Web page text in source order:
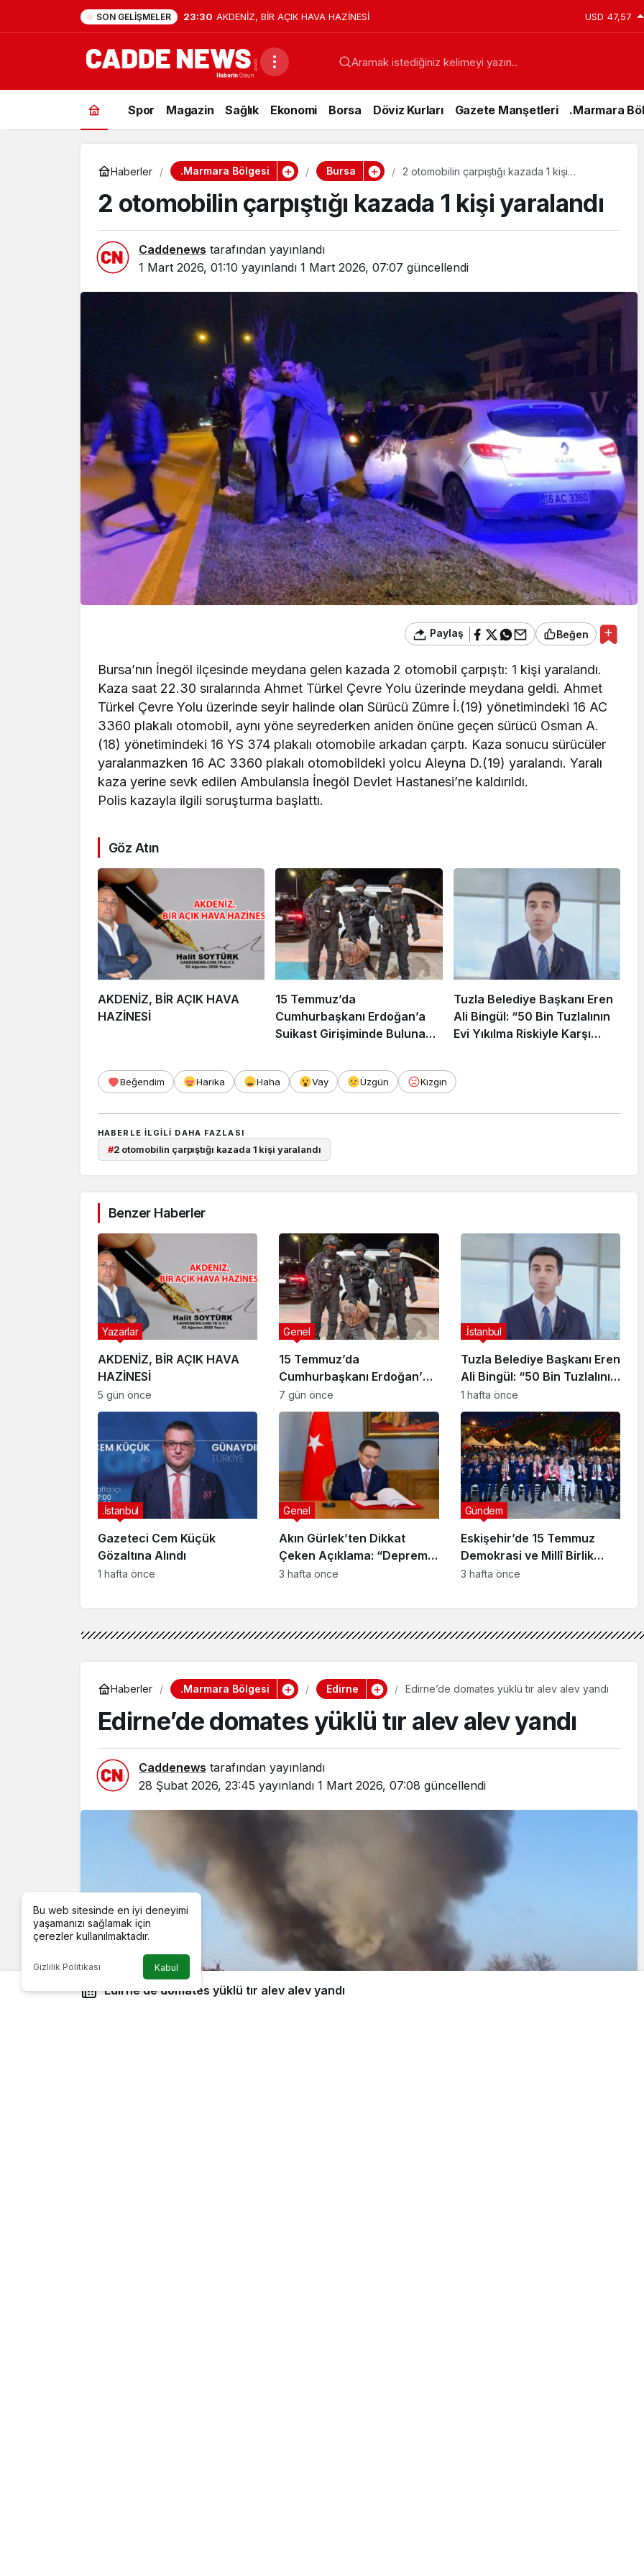
SON GELIŞMELER 23:30 AKDENİZ, BİR AÇIK HAVA HAZİNESİ USD 47,57
Aramak istediğiniz kelimeyi yazın..
Spor Magazin Sağlık Ekonomi Borsa Döviz Kurları Gazete Manşetleri .Marmara
Haberler .Marmara Bölgesi Bursa
2 otomobilin çarpıştığı kazada 1 kişi
2 otomobilin çarpıştığı kazada 1 kişi yaralandı
Caddenews tarafından yayınlandı
1 Mart 2026, 01:10 yayınlandı 1 Mart 2026, 07:07 güncellendi
Paylaş Beğen
Bursa’nın İnegöl ilçesinde meydana gelen kazada 2 otomobil çarpıştı: 1 kişi yaralandı.
Kaza saat 22.30 sıralarında Ahmet Türkel Çevre Yolu üzerinde meydana geldi. Ahmet
Türkel Çevre Yolu üzerinde seyir halinde olan Sürücü Zümre İ.(19) yönetimindeki 16 AC
3360 plakalı otomobil, aynı yöne seyrederken aniden önüne geçen sürücü Osman A.
(18) yönetimindeki 16 YS 374 plakalı otomobile arkadan çarptı. Kaza sonucu sürücüler
yaralanmazken 16 AC 3360 plakalı otomobildeki yolcu Aleyna D.(19) yaralandı. Yaralı
kaza yerine sevk edilen Ambulansla İnegöl Devlet Hastanesi’ne kaldırıldı.
Polis kazayla ilgili soruşturma başlattı.
Göz Atın
AKDENİZ, BİR AÇIK HAVA
HAZİNESİ
15 Temmuz’da
Cumhurbaşkanı Erdoğan’a
Suikast Girişiminde Bulunan
Afyonkarahisar’da Yakalandı
Tuzla Belediye Başkanı Eren
Ali Bingül: “50 Bin Tuzlalının
Evi Yıkılma Riskiyle Karşı
Beğendim Harika Haha Vay Üzgün Kızgın
HABERLE ILGILI DAHA FAZLASI
#2 otomobilin çarpıştığı kazada 1 kişi yaralandı
Benzer Haberler
AKDENİZ, BİR AÇIK HAVA
HAZİNESİ
Yazarlar
5 gün önce
15 Temmuz’da
Cumhurbaşkanı Erdoğan’a
Suikast Girişiminde Bulunan
FETÖ Firarisi B.K.
Afyonkarahisar’da
Yakalandı
Genel
7 gün önce
Tuzla Belediye Başkanı Eren
Ali Bingül: “50 Bin Tuzlalının
Evi Yıkılma Riskiyle Karşı
Karşıya”
.İstanbul
1 hafta önce
Gazeteci Cem Küçük
Gözaltına Alındı
.İstanbul
1 hafta önce
Akın Gürlek’ten Dikkat
Çeken Açıklama: “Deprem
Bağışları Sonuna Kadar
Genel
3 hafta önce
Eskişehir’de 15 Temmuz
Demokrasi ve Millî Birlik
Günü Anma Programı
Gündem
3 hafta önce
Yazarlar
AKDENİZ, BİR AÇIK
HAVA HAZİNESİ
Genel
15 Temmuz’da
Cumhurbaşkanı
Erdoğan’a Suikast
Girişiminde Bulunan
FETÖ Firarisi B.K.
Afyonkarahisar’da
Yakalandı
Haberler .Marmara Bölgesi Edirne Edirne’de domates yüklü tır alev alev yandı
Edirne’de domates yüklü tır alev alev yandı
Caddenews tarafından yayınlandı
28 Şubat 2026, 23:45 yayınlandı 1 Mart 2026, 07:08 güncellendi
Edirne’de domates yüklü tır alev alev yandı
Bu web sitesinde en iyi deneyimi
yaşamanızı sağlamak için
çerezler kullanılmaktadır.
Gizlilik Politikası Kabul